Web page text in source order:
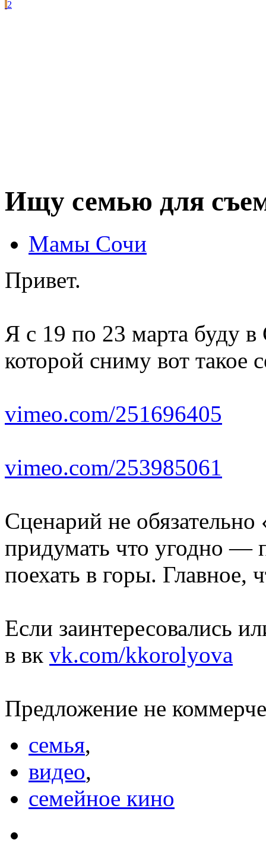
2
Ищу семью для
Мамы Сочи
Привет.
Я с 19 по 23 марта буду
которой сниму вот такое
vimeo.com/251696405
vimeo.com/253985061
Сценарий не
придумать что угодно —
поехать в горы. Главное,
Если заинтересовались
в вк vk.com/kkorolyova
Предложение не
семья,
видео,
семейное кино